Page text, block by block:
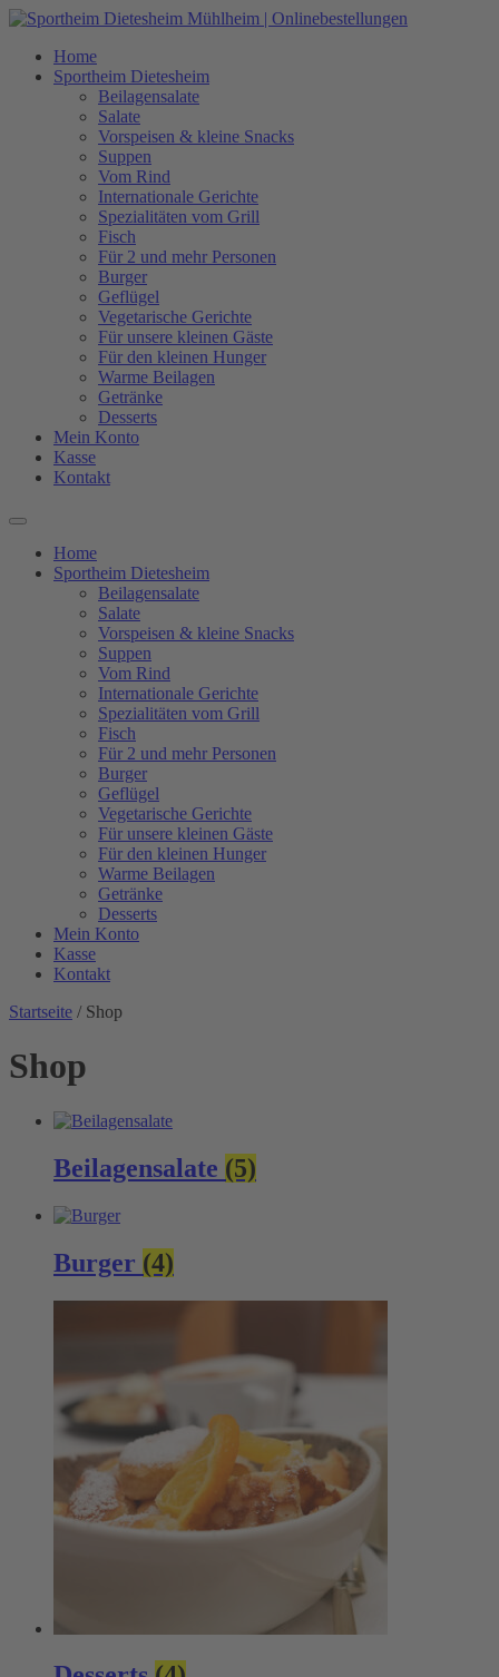
Zum
springenHome
Sportheim Dietesheim
Beilagensalate
Salate
Vorspeisen & kleine Snacks
Suppen
Vom Rind
Internationale Gerichte
Spezialitäten vom Grill
Fisch
Für 2 und mehr Personen
Burger
Geflügel
Vegetarische Gerichte
Für unsere kleinen Gäste
Für den kleinen Hunger
Warme Beilagen
Getränke
Desserts
Mein Konto
Kasse
Kontakt
Home
Sportheim Dietesheim
Beilagensalate
Salate
Vorspeisen & kleine Snacks
Suppen
Vom Rind
Internationale Gerichte
Spezialitäten vom Grill
Fisch
Für 2 und mehr Personen
Burger
Geflügel
Vegetarische Gerichte
Für unsere kleinen Gäste
Für den kleinen Hunger
Warme Beilagen
Getränke
Desserts
Mein Konto
Kasse
Kontakt
Startseite / Shop
Shop
Beilagensalate (5)
Burger (4)